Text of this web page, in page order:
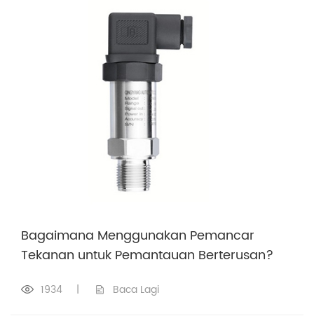
Bagaimana Menggunakan Pemancar
Tekanan untuk Pemantauan Berterusan?
1934 | Baca Lagi